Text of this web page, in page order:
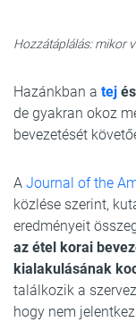
Hozzátáplálás: mikor
Hazánkban a tej
de gyakran okoz
bevezetését
A Journal of the
közlése szerint,
eredményeit
az étel korai
kialakulásának
találkozik a
hogy nem